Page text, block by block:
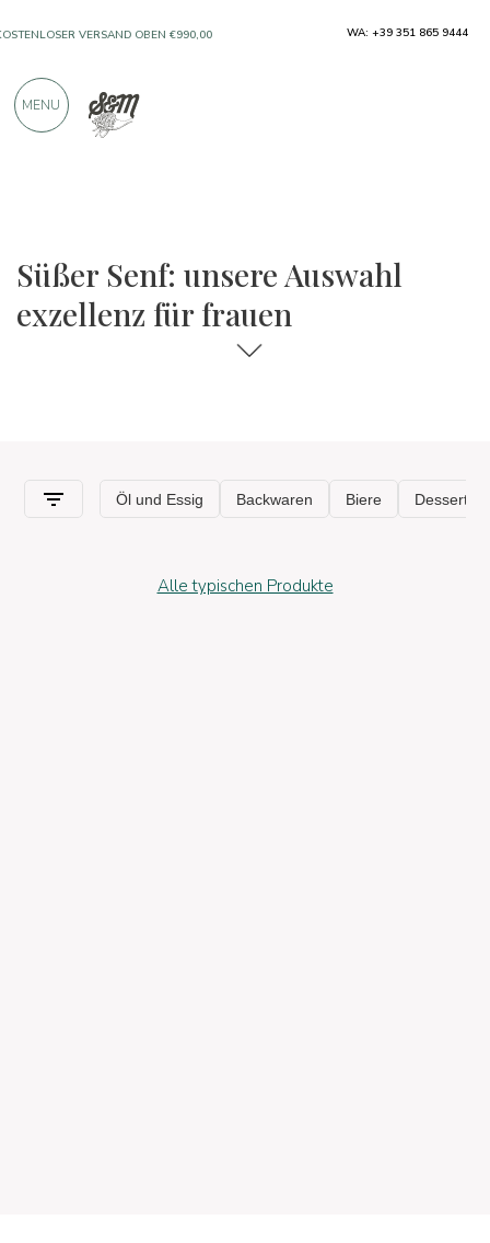
Süßer Senf: unsere Auswahl
exzellenz für frauen
Alle typischen Produkte
VERSAND OBEN €990,00
PRODUKTE VON AUSGEZEICHNETEN
WA: +39 351 865 9444
MENU